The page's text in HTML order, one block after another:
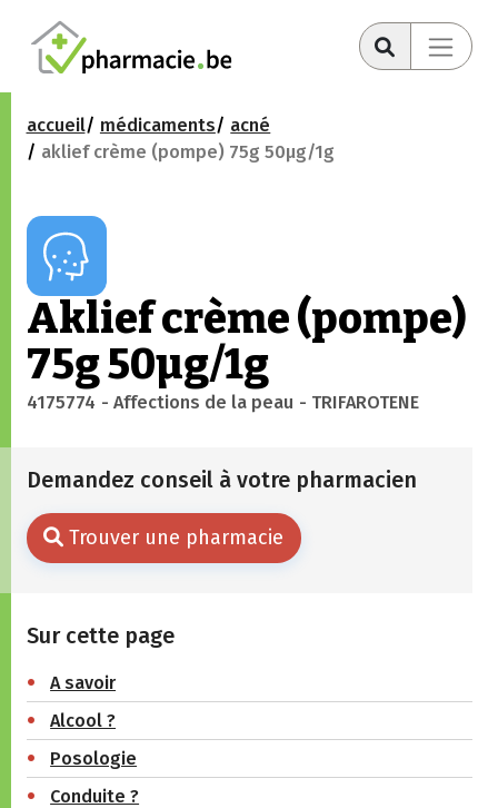
accueil médicaments
acné
aklief crème (pompe) 75g 50µg/1g
Aklief crème (pompe)
75g 50µg/1g
4175774 - Affections de la peau - TRIFAROTENE
Demandez conseil à votre pharmacien
Trouver une pharmacie
Sur cette page
A savoir
Alcool ?
Posologie
Conduite ?